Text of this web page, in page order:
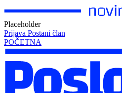
Placeholder
Prijava Postani član
POČETNA